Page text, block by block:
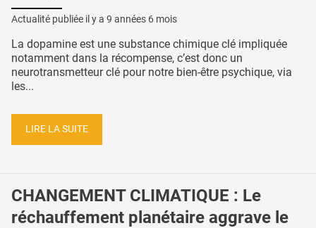
Actualité publiée il y a 9 années 6 mois
La dopamine est une substance chimique clé impliquée
notamment dans la récompense, c’est donc un
neurotransmetteur clé pour notre bien-être psychique, via
les...
LIRE LA SUITE
CHANGEMENT CLIMATIQUE : Le
réchauffement planétaire aggrave le